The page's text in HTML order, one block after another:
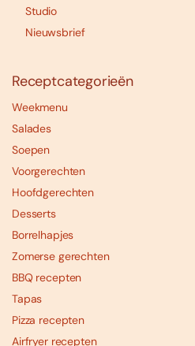
Studio
Nieuwsbrief
Receptcategorieën
Weekmenu
Salades
Soepen
Voorgerechten
Hoofdgerechten
Desserts
Borrelhapjes
Zomerse gerechten
BBQ recepten
Tapas
Pizza recepten
Airfryer recepten